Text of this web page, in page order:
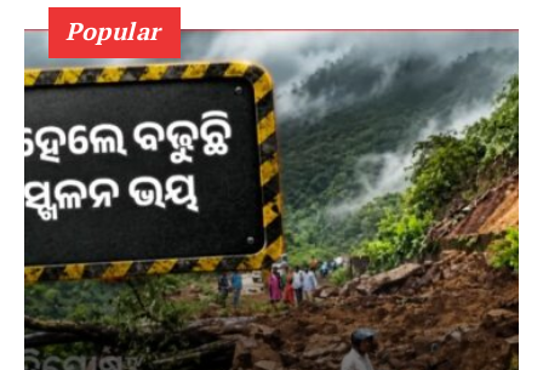
Popular